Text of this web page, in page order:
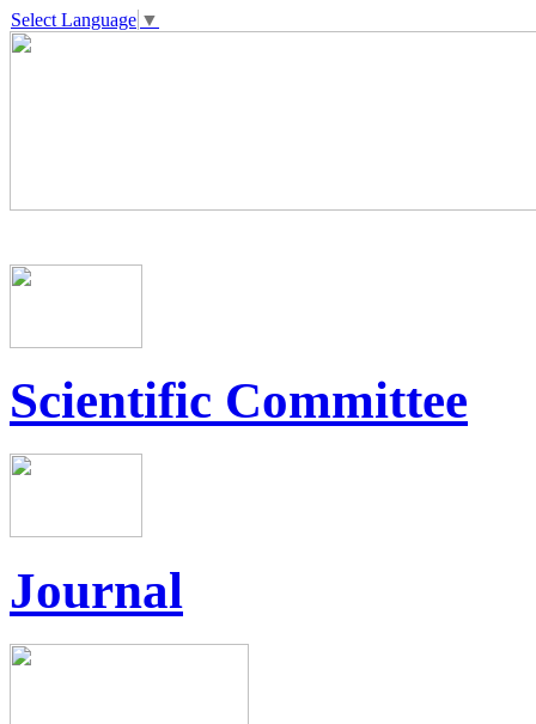
Select Language ▼
Scientific Committee
Journal